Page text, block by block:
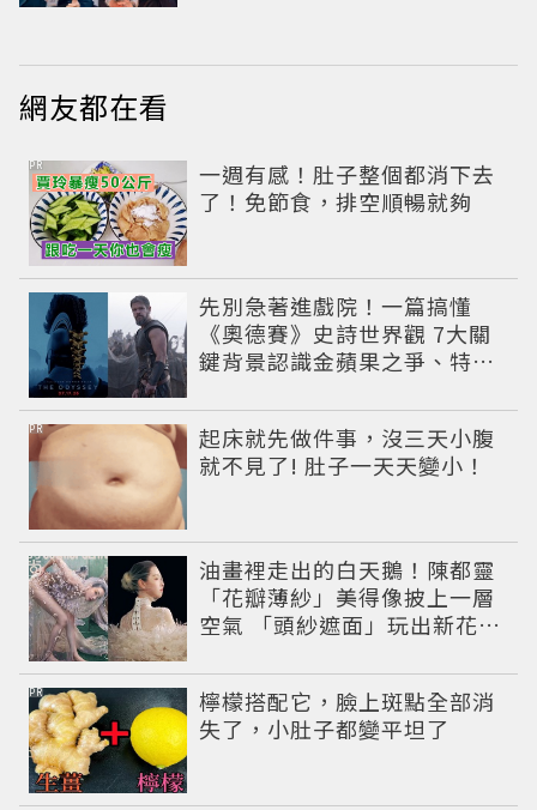
網友都在看
一週有感！肚子整個都消下去
了！免節食，排空順暢就夠
PR
先別急著進戲院！一篇搞懂
《奧德賽》史詩世界觀 7大關
鍵背景認識金蘋果之爭、特洛
起床就先做件事，沒三天小腹
就不見了! 肚子一天天變小！
PR
油畫裡走出的白天鵝！陳都靈
「花瓣薄紗」美得像披上一層
空氣 「頭紗遮面」玩出新花樣
檸檬搭配它，臉上斑點全部消
失了，小肚子都變平坦了
PR